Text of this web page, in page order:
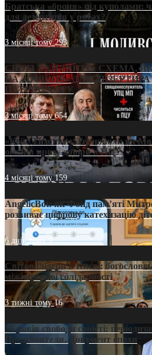
Братська «броня» під куполами:
для дезертирів у рясах?
3 місяці тому293
СВЯТІ УХИЛЯНТИ: СХЕМА,
НА «ОФШОР» ДЛЯ
ПАТРІАРХАТУ
3 місяці тому654
«Кейс Тихона» у Тернополі: як
оголив кризу довіри в ПЦУ
4 місяці тому159
AngelicBot: як Фонд пам’яті
розвиває цифрову катехизацію
6 днів тому9
Світові лідери в Києві:
міжнародної солідарності
3 тижні тому16
35 років свободи совісті:
Предстоятеля. Документ епохи